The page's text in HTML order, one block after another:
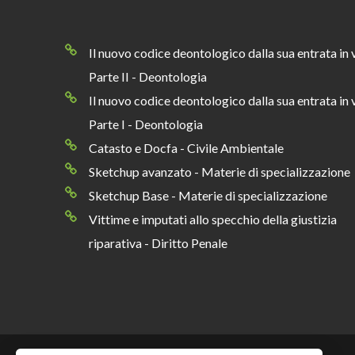
Il nuovo codice deontologico dalla sua entrata in
Parte II - Deontologia
Il nuovo codice deontologico dalla sua entrata in
Parte I - Deontologia
Catasto e Docfa - Civile Ambientale
Sketchup avanzato - Materie di specializzazione
Sketchup Base - Materie di specializzazione
Vittime e imputati allo specchio della giustizia
riparativa - Diritto Penale